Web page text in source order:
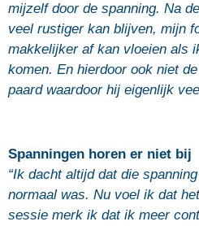
mijzelf door de spanning. Na
veel rustiger kan blijven, mijn
makkelijker af kan vloeien als
komen. En hierdoor ook niet
paard waardoor hij eigenlijk
Spanningen horen er niet bij
“Ik dacht altijd dat die
normaal was. Nu voel ik dat
sessie merk ik dat ik meer